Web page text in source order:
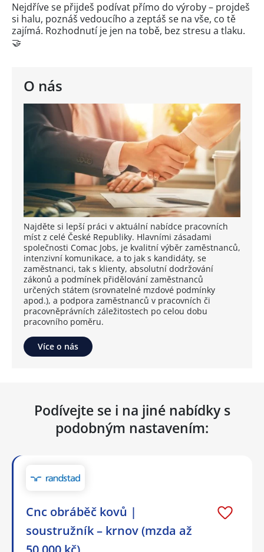
O nás
Najděte si lepší práci v aktuální nabídce pracovních
míst z celé České Republiky. Hlavními zásadami
společnosti Comac Jobs, je kvalitní výběr zaměstnanců,
intenzivní komunikace, a to jak s kandidáty, se
zaměstnanci, tak s klienty, absolutní dodržování
zákonů a podmínek přidělování zaměstnanců
určených státem (srovnatelné mzdové podmínky
apod.), a podpora zaměstnanců v pracovních či
pracovněprávních záležitostech po celou dobu
pracovního poměru.
Více o nás
Nejdříve se přijdeš podívat přímo do výroby – projdeš
si halu, poznáš vedoucího a zeptáš se na vše, co tě
zajímá. Rozhodnutí je jen na tobě, bez stresu a tlaku.
🤝
Podívejte se i na jiné nabídky s
podobným nastavením:
Cnc obráběč kovů |
soustružník – krnov (mzda až